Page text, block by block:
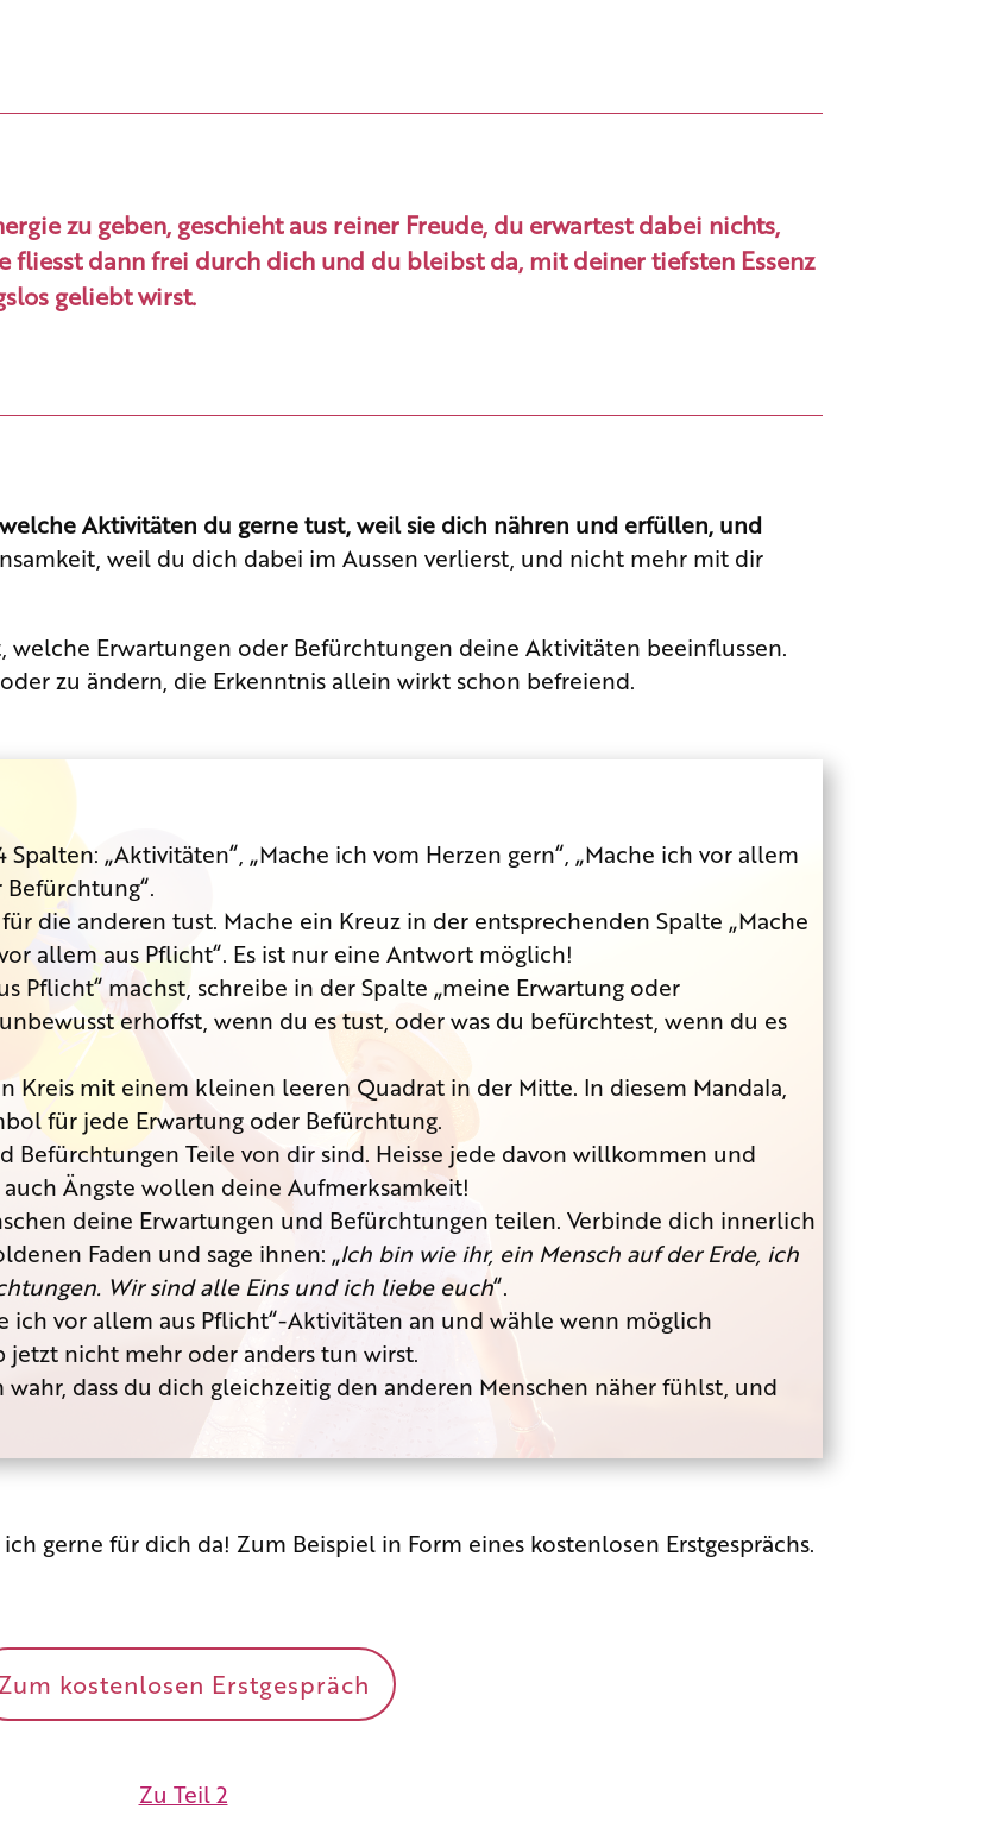
zu geben, geschieht aus reiner Freude, du erwartest dabei nichts,
fliesst dann frei durch dich und du bleibst da, mit deiner tiefsten Essenz
geliebt wirst.
Aktivitäten du gerne tust, weil sie dich nähren und erfüllen, und
weil du dich dabei im Aussen verlierst, und nicht mehr mit dir
Erwartungen oder Befürchtungen deine Aktivitäten beeinflussen.
zu ändern, die Erkenntnis allein wirkt schon befreiend.
„Aktivitäten“, „Mache ich vom Herzen gern“, „Mache ich vor allem
die anderen tust. Mache ein Kreuz in der entsprechenden Spalte „Mache
allem aus Pflicht“. Es ist nur eine Antwort möglich!
Pflicht“ machst, schreibe in der Spalte „meine Erwartung oder
erhoffst, wenn du es tust, oder was du befürchtest, wenn du es
Kreis mit einem kleinen leeren Quadrat in der Mitte. In diesem Mandala,
für jede Erwartung oder Befürchtung.
Befürchtungen Teile von dir sind. Heisse jede davon willkommen und
Ängste wollen deine Aufmerksamkeit!
deine Erwartungen und Befürchtungen teilen. Verbinde dich innerlich
Faden und sage ihnen: „Ich bin wie ihr, ein Mensch auf der Erde, ich
Wir sind alle Eins und ich liebe euch“.
ich vor allem aus Pflicht“-Aktivitäten an und wähle wenn möglich
nicht mehr oder anders tun wirst.
dass du dich gleichzeitig den anderen Menschen näher fühlst, und
gerne für dich da! Zum Beispiel in Form eines kostenlosen Erstgesprächs.
Zum kostenlosen Erstgespräch
Zu Teil 2